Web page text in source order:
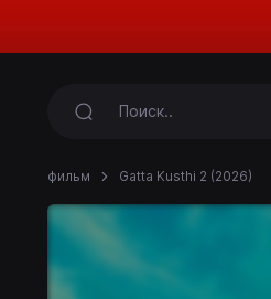
фильм Gatta Kusthi 2 (2026)